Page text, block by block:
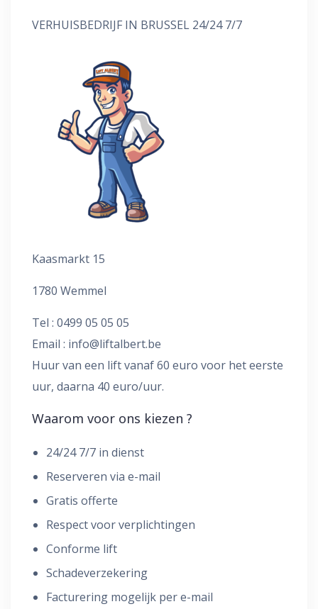
VERHUISBEDRIJF IN BRUSSEL 24/24 7/7
Kaasmarkt 15
1780 Wemmel
Tel : 0499 05 05 05
Email : info@liftalbert.be
Huur van een lift vanaf 60 euro voor het eerste
uur, daarna 40 euro/uur.
Waarom voor ons kiezen ?
24/24 7/7 in dienst
Reserveren via e-mail
Gratis offerte
Respect voor verplichtingen
Conforme lift
Schadeverzekering
Facturering mogelijk per e-mail